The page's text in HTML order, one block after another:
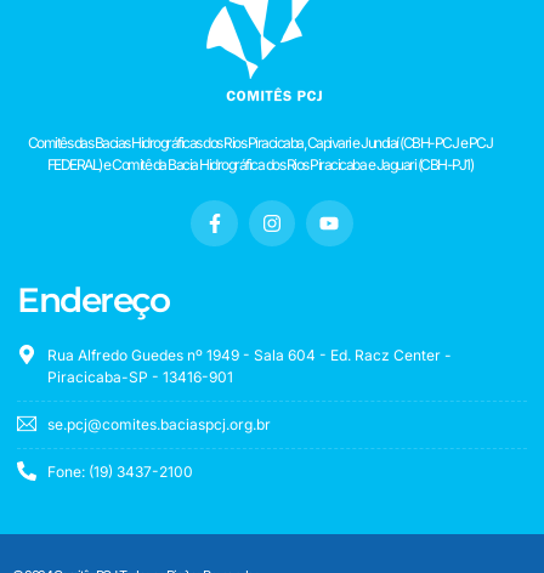
Comitês das Bacias Hidrográficas dos Rios Piracicaba, Capivari e Jundiaí (CBH-PCJ e PCJ
FEDERAL) e Comitê da Bacia Hidrográfica dos Rios Piracicaba e Jaguari (CBH-PJ1)
Endereço
Rua Alfredo Guedes nº 1949 - Sala 604 - Ed. Racz Center -
Piracicaba-SP - 13416-901
se.pcj@comites.baciaspcj.org.br
Fone: (19) 3437-2100